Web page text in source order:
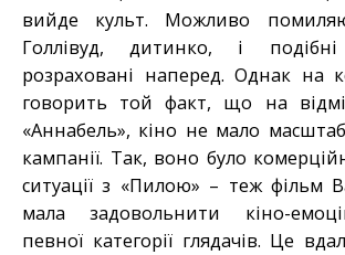
вийде культ. Можливо
Голлівуд, дитинко, і
розраховані наперед. Однак на
говорить той факт, що на
«Аннабель», кіно не мало
кампанії. Так, воно було
ситуації з «Пилою» – теж фільм
мала задовольнити кіно-
певної категорії глядачів. Це